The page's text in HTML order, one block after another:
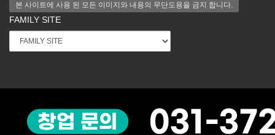
본 사이트에 사용 된 모든 이미지와 내용의 무단도용을 금지 합니다.
FAMILY SITE